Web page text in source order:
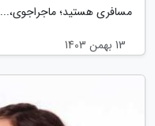
مسافری هستید؛ ماجراجوی،...
13 بهمن 1403